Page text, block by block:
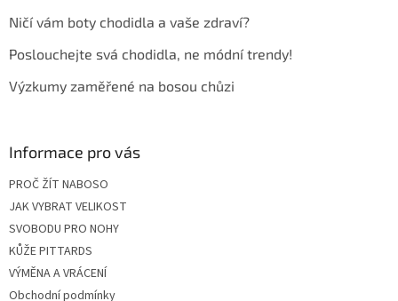
Ničí vám boty chodidla a vaše zdraví?
Poslouchejte svá chodidla, ne módní trendy!
Výzkumy zaměřené na bosou chůzi
Informace pro vás
PROČ ŽÍT NABOSO
JAK VYBRAT VELIKOST
SVOBODU PRO NOHY
KŮŽE PITTARDS
VÝMĚNA A VRÁCENÍ
Obchodní podmínky